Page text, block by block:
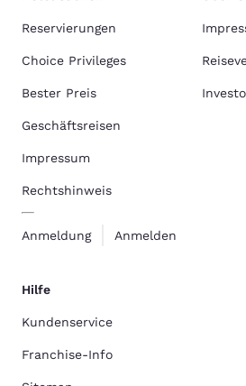
Reservierungen
Choice Privileges
Bester Preis
Geschäftsreisen
Impressum
Rechtshinweis
Anmeldung Anmelden
Hilfe
Kundenservice
Franchise-Info